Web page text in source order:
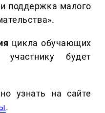
поддержка малого
цикла обучающих
будет
узнать на сайте
.